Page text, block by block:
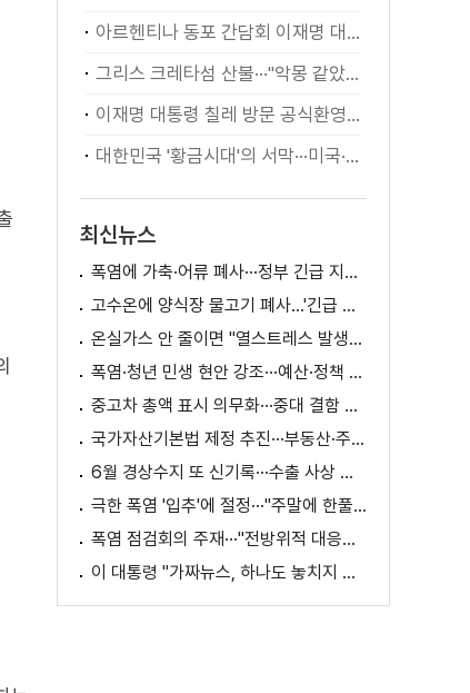
아르헨티나 동포 간담회 이재명 대통령 모두발언
그리스 크레타섬 산불···"악몽 같았다" [월드 투데이]
이재명 대통령 칠레 방문 공식환영식
대한민국 '황금시대'의 서막···미국·남미 순방 성과 총정리 [정.주.행]
최신뉴스
폭염에 가축·어류 폐사···정부 긴급 지원책 마련
고수온에 양식장 물고기 폐사...'긴급 방류' 지원
온실가스 안 줄이면 "열스트레스 발생일 29배 증가"
폭염·청년 민생 현안 강조···예산·정책 방향 제시
중고차 총액 표시 의무화···중대 결함 시 '계약 해제'
국가자산기본법 제정 추진···부동산·주식 등 통합 관리
6월 경상수지 또 신기록···수출 사상 첫 1천억 달러
극한 폭염 '입추'에 절정···"주말에 한풀 꺾인다"
폭염 점검회의 주재···"전방위적 대응체계 가동"
이 대통령 "가짜뉴스, 하나도 놓치지 말고 바로잡아야"